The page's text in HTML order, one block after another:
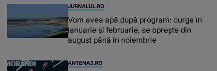
JURNALUL.RO
Vom avea apă după program: curge în
ianuarie și februarie, se oprește din
august până în noiembrie
ANTENA3.RO